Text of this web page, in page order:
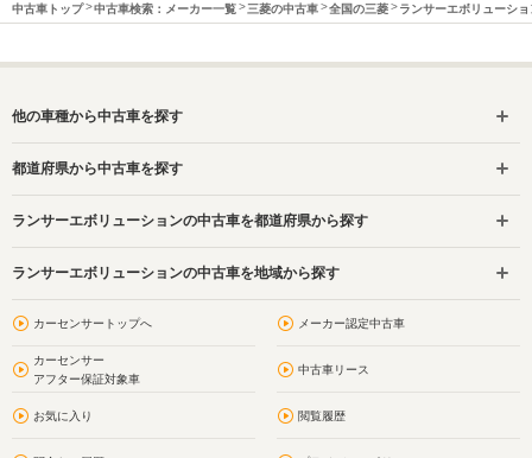
中古車トップ 中古車検索：メーカー一覧 三菱の中古車 全国の三菱 ランサーエボリューシ
他の車種から中古車を探す
都道府県から中古車を探す
ランサーエボリューションの中古車を都道府県から探す
ランサーエボリューションの中古車を地域から探す
カーセンサートップへ メーカー認定中古車
カーセンサー
アフター保証対象車
中古車リース
お気に入り 閲覧履歴